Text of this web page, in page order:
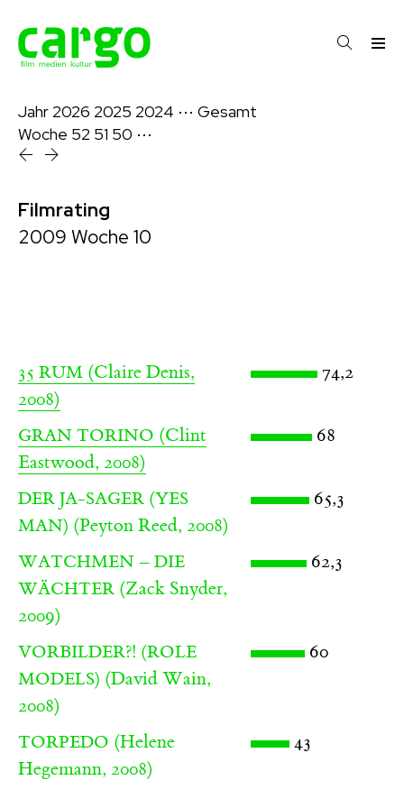
Jahr 2026 2025 2024 ⋯ Gesamt
Woche 52 51 50 ⋯
Filmrating
2009 Woche 10
35 RUM (Claire Denis,
2008)
74,2
GRAN TORINO (Clint
Eastwood, 2008)
68
DER JA-SAGER (YES
MAN) (Peyton Reed, 2008)
65,3
WATCHMEN – DIE
WÄCHTER (Zack Snyder,
2009)
62,3
VORBILDER?! (ROLE
MODELS) (David Wain,
2008)
60
TORPEDO (Helene
Hegemann, 2008)
43